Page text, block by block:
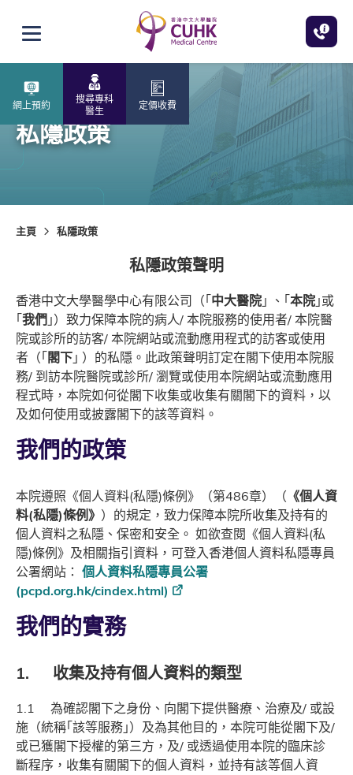
打開選單
網上預約
搜尋專科
醫生
定價收費
私隱政策
主頁 私隱政策
私隱政策聲明
香港中文大學醫學中心有限公司（｢ 中大醫院 ｣ 、｢ 本院 ｣或
｢ 我們 ｣）致力保障本院的病人/ 本院服務的使用者/ 本院醫
院或診所的訪客/ 本院網站或流動應用程式的訪客或使用
者（｢ 閣下 ｣ ）的私隱。此政策聲明訂定在閣下使用本院服
務/ 到訪本院醫院或診所/ 瀏覽或使用本院網站或流動應用
程式時，本院如何從閣下收集或收集有關閣下的資料，以
及如何使用或披露閣下的該等資料。
我們的政策
本院遵照《個人資料(私隱)條例》（第486章）（ 《個人資
料(私隱)條例》 ）的規定，致力保障本院所收集及持有的
個人資料之私隱、保密和安全。 如欲查閱《個人資料(私
隱)條例》及相關指引資料，可登入香港個人資料私隱專員
公署網站： 個人資料私隱專員公署
(pcpd.org.hk/cindex.html)
我們的實務
1. 收集及持有個人資料的類型
1.1 為確認閣下之身份、向閣下提供醫療、治療及/ 或設
施（統稱｢該等服務｣）及為其他目的，本院可能從閣下及/
或已獲閣下授權的第三方，及/ 或透過使用本院的臨床診
斷程序，收集有關閣下的個人資料，並持有該等個人資